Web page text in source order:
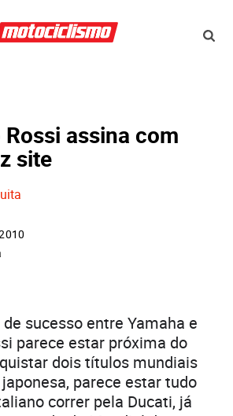
assina com
site
sucesso entre Yamaha e
parece estar próxima do
dois títulos mundiais
parece estar tudo
correr pela Ducati, já